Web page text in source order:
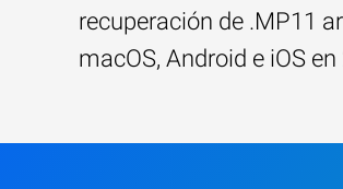
recuperación de .MP11
macOS, Android e iOS en